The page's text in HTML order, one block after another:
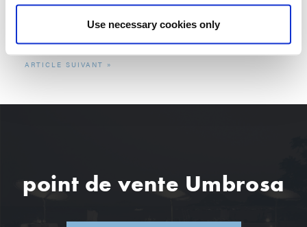
Use necessary cookies only
RETOUR AU APERÇU
ARTICLE SUIVANT
point de vente Umbrosa